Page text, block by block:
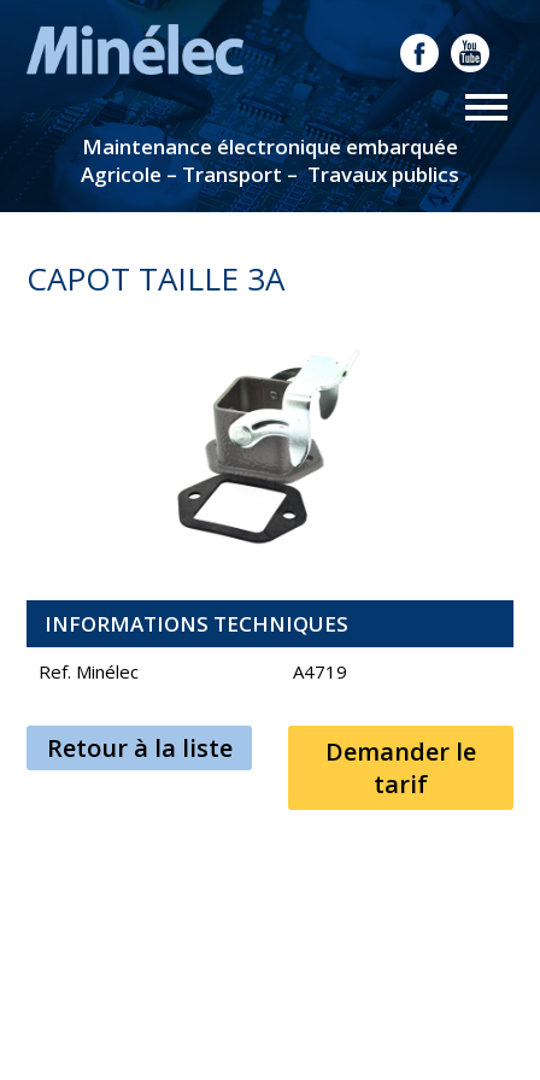
Maintenance électronique embarquée
Agricole – Transport – Travaux publics
CAPOT TAILLE 3A
INFORMATIONS TECHNIQUES
Ref. Minélec A4719
Retour à la liste
Demander le
tarif